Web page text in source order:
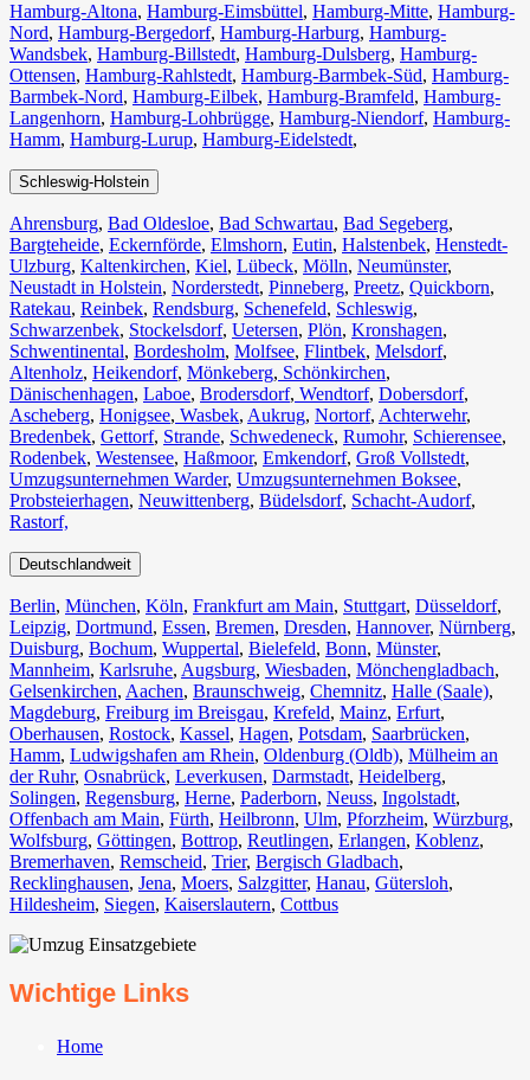
Hamburg-Altona, Hamburg-Eimsbüttel, Hamburg-Mitte, Hamburg-
Nord, Hamburg-Bergedorf, Hamburg-Harburg, Hamburg-
Wandsbek, Hamburg-Billstedt, Hamburg-Dulsberg, Hamburg-
Ottensen, Hamburg-Rahlstedt, Hamburg-Barmbek-Süd, Hamburg-
Barmbek-Nord, Hamburg-Eilbek, Hamburg-Bramfeld, Hamburg-
Langenhorn, Hamburg-Lohbrügge, Hamburg-Niendorf, Hamburg-
Hamm, Hamburg-Lurup, Hamburg-Eidelstedt,
Schleswig-Holstein
Ahrensburg, Bad Oldesloe, Bad Schwartau, Bad Segeberg,
Bargteheide, Eckernförde, Elmshorn, Eutin, Halstenbek, Henstedt-
Ulzburg, Kaltenkirchen, Kiel, Lübeck, Mölln, Neumünster,
Neustadt in Holstein, Norderstedt, Pinneberg, Preetz, Quickborn,
Ratekau, Reinbek, Rendsburg, Schenefeld, Schleswig,
Schwarzenbek, Stockelsdorf, Uetersen, Plön, Kronshagen,
Schwentinental, Bordesholm, Molfsee, Flintbek, Melsdorf,
Altenholz, Heikendorf, Mönkeberg, Schönkirchen,
Dänischenhagen, Laboe, Brodersdorf, Wendtorf, Dobersdorf,
Ascheberg, Honigsee, Wasbek, Aukrug, Nortorf, Achterwehr,
Bredenbek, Gettorf, Strande, Schwedeneck, Rumohr, Schierensee,
Rodenbek, Westensee, Haßmoor, Emkendorf, Groß Vollstedt,
Umzugsunternehmen Warder, Umzugsunternehmen Boksee,
Probsteierhagen, Neuwittenberg, Büdelsdorf, Schacht-Audorf,
Rastorf,
Deutschlandweit
Berlin⁠, München, Köln⁠, Frankfurt am Main, Stuttgart, Düsseldorf,
Leipzig, Dortmund, Essen, Bremen, Dresden, Hannover, Nürnberg,
Duisburg⁠, Bochum, Wuppertal⁠, Bielefeld⁠, Bonn⁠, Münster⁠,
Mannheim, Karlsruhe, Augsburg, Wiesbaden⁠, Mönchengladbach⁠,
Gelsenkirchen⁠, Aachen⁠, Braunschweig, Chemnitz⁠, Halle (Saale)⁠,
Magdeburg, Freiburg im Breisgau⁠, Krefeld⁠, Mainz⁠, Erfurt,
Oberhausen⁠, Rostock⁠, Kassel⁠, Hagen, Potsdam, Saarbrücken⁠,
Hamm, Ludwigshafen am Rhein⁠, Oldenburg (Oldb), Mülheim an
der Ruhr, Osnabrück⁠, Leverkusen, Darmstadt⁠, Heidelberg,
Solingen, Regensburg, Herne⁠, Paderborn, Neuss, Ingolstadt,
Offenbach am Main, Fürth⁠, Heilbronn, Ulm⁠, Pforzheim, Würzburg,
Wolfsburg⁠, Göttingen, Bottrop, Reutlingen, Erlangen⁠, Koblenz,
Bremerhaven⁠, Remscheid, Trier⁠, Bergisch Gladbach,
Recklinghausen, Jena⁠, Moers⁠, Salzgitter⁠, Hanau, Gütersloh,
Hildesheim⁠, Siegen⁠, Kaiserslautern⁠, Cottbus⁠
Wichtige Links
Home